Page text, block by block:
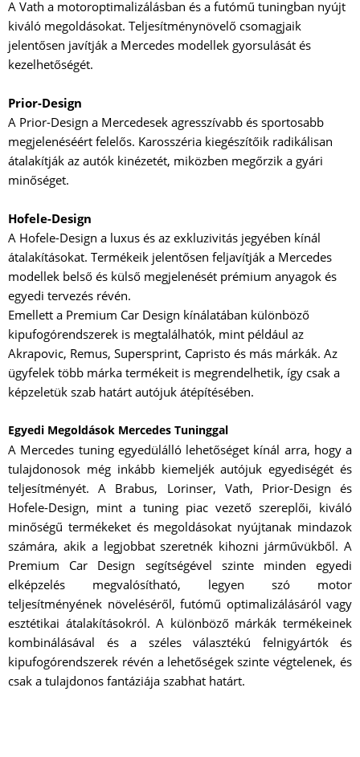
A Vath a motoroptimalizálásban és a futómű tuningban nyújt
kiváló megoldásokat. Teljesítménynövelő csomagjaik
jelentősen javítják a Mercedes modellek gyorsulását és
kezelhetőségét.
Prior-Design
A Prior-Design a Mercedesek agresszívabb és sportosabb
megjelenéséért felelős. Karosszéria kiegészítőik radikálisan
átalakítják az autók kinézetét, miközben megőrzik a gyári
minőséget.
Hofele-Design
A Hofele-Design a luxus és az exkluzivitás jegyében kínál
átalakításokat. Termékeik jelentősen feljavítják a Mercedes
modellek belső és külső megjelenését prémium anyagok és
egyedi tervezés révén.
Emellett a Premium Car Design kínálatában különböző
kipufogórendszerek is megtalálhatók, mint például az
Akrapovic, Remus, Supersprint, Capristo és más márkák. Az
ügyfelek több márka termékeit is megrendelhetik, így csak a
képzeletük szab határt autójuk átépítésében.
Egyedi Megoldások Mercedes Tuninggal
A Mercedes tuning egyedülálló lehetőséget kínál arra, hogy a
tulajdonosok még inkább kiemeljék autójuk egyediségét és
teljesítményét. A Brabus, Lorinser, Vath, Prior-Design és
Hofele-Design, mint a tuning piac vezető szereplői, kiváló
minőségű termékeket és megoldásokat nyújtanak mindazok
számára, akik a legjobbat szeretnék kihozni járművükből. A
Premium Car Design segítségével szinte minden egyedi
elképzelés megvalósítható, legyen szó motor
teljesítményének növeléséről, futómű optimalizálásáról vagy
esztétikai átalakításokról. A különböző márkák termékeinek
kombinálásával és a széles választékú felnigyártók és
kipufogórendszerek révén a lehetőségek szinte végtelenek, és
csak a tulajdonos fantáziája szabhat határt.